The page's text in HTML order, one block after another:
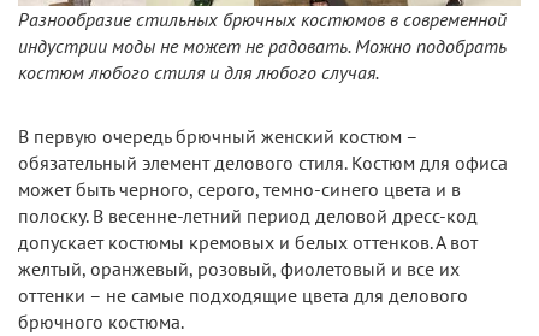
Разнообразие стильных брючных костюмов в современной
индустрии моды не может не радовать. Можно подобрать
костюм любого стиля и для любого случая.
В первую очередь брючный женский костюм –
обязательный элемент делового стиля. Костюм для офиса
может быть черного, серого, темно-синего цвета и в
полоску. В весенне-летний период деловой дресс-код
допускает костюмы кремовых и белых оттенков. А вот
желтый, оранжевый, розовый, фиолетовый и все их
оттенки – не самые подходящие цвета для делового
брючного костюма.